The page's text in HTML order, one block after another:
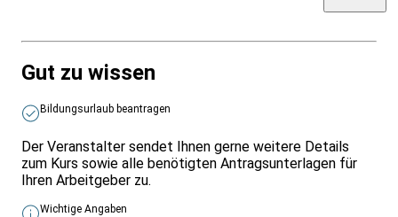
Gut zu wissen
Bildungsurlaub beantragen
Der Veranstalter sendet Ihnen gerne weitere Details
zum Kurs sowie alle benötigten Antragsunterlagen für
Ihren Arbeitgeber zu.
Wichtige Angaben